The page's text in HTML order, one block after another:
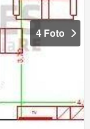
4 Foto